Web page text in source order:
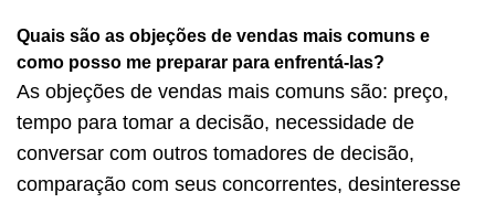
Quais são as objeções de vendas mais comuns e
como posso me preparar para enfrentá-las?
As objeções de vendas mais comuns são: preço,
tempo para tomar a decisão, necessidade de
conversar com outros tomadores de decisão,
comparação com seus concorrentes, desinteresse